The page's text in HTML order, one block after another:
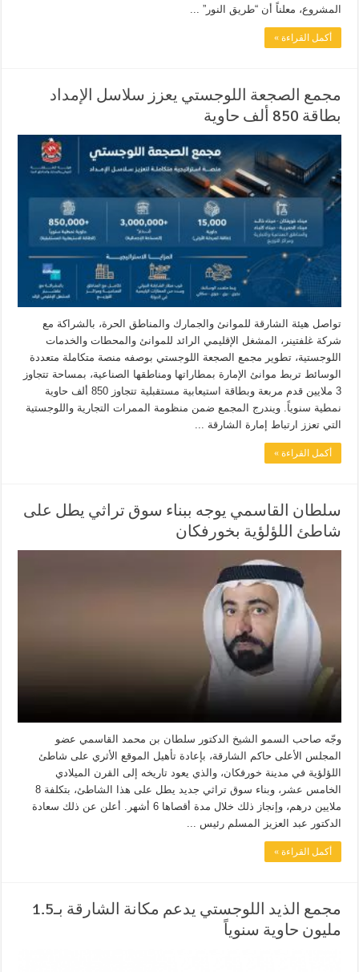
المشروع، معلناً أن “طريق النور” ...
أكمل القراءة »
مجمع الصجعة اللوجستي يعزز سلاسل الإمداد
بطاقة 850 ألف حاوية
تواصل هيئة الشارقة للموانئ والجمارك والمناطق الحرة، بالشراكة مع
شركة غلفتينر، المشغل الإقليمي الرائد للموانئ والمحطات والخدمات
اللوجستية، تطوير مجمع الصجعة اللوجستي بوصفه منصة متكاملة متعددة
الوسائط تربط موانئ الإمارة بمطاراتها ومناطقها الصناعية، بمساحة تتجاوز
3 ملايين قدم مربعة وبطاقة استيعابية مستقبلية تتجاوز 850 ألف حاوية
نمطية سنوياً. ويندرج المجمع ضمن منظومة الممرات التجارية واللوجستية
التي تعزز ارتباط إمارة الشارقة ...
أكمل القراءة »
سلطان القاسمي يوجه ببناء سوق تراثي يطل على
شاطئ اللؤلؤية بخورفكان
وجّه صاحب السمو الشيخ الدكتور سلطان بن محمد القاسمي عضو
المجلس الأعلى حاكم الشارقة، بإعادة تأهيل الموقع الأثري على شاطئ
اللؤلؤية في مدينة خورفكان، والذي يعود تاريخه إلى القرن الميلادي
الخامس عشر، وبناء سوق تراثي جديد يطل على هذا الشاطئ، بتكلفة 8
ملايين درهم، وإنجاز ذلك خلال مدة أقصاها 6 أشهر. أعلن عن ذلك سعادة
الدكتور عبد العزيز المسلم رئيس ...
أكمل القراءة »
مجمع الذيد اللوجستي يدعم مكانة الشارقة بـ1.5
مليون حاوية سنوياً